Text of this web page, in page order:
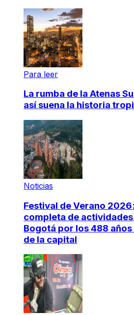
Para leer
La rumba de la Atenas
así suena la historia
Noticias
Festival de Verano
completa de
Bogotá por los 488
de la capital